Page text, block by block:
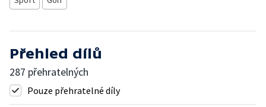
Přehled dílů
287 přehratelných
Pouze přehratelné díly